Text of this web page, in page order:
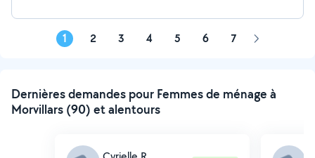
1 2 3 4 5 6 7 Page
Dernières demandes pour Femmes de ménage à
Morvillars (90) et alentours